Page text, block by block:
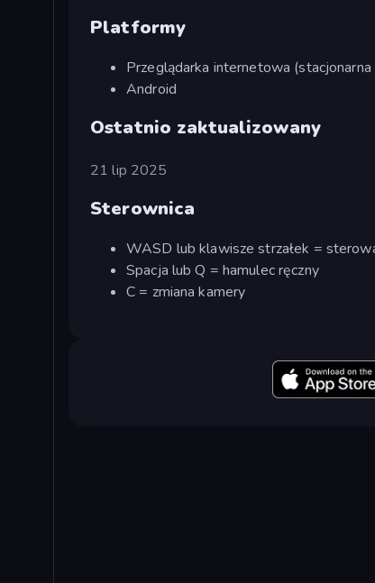
Platformy
Przeglądarka internetowa (stacjonarna
Android
Ostatnio zaktualizowany
21 lip 2025
Sterownica
WASD lub klawisze strzałek =
Spacja lub Q = hamulec ręczny
C = zmiana kamery